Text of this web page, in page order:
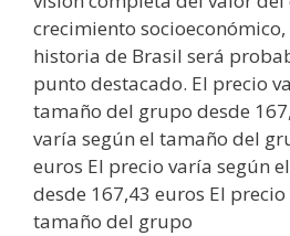
crecimiento
historia de Brasil será
punto destacado. El precio
tamaño del grupo desde
varía según el tamaño del
euros El precio varía según
desde 167,43 euros El
tamaño del grupo